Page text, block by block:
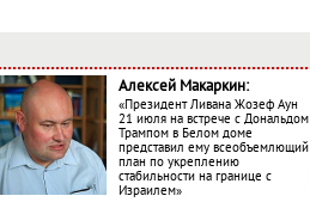
Алексей Макаркин:
«Президент Ливана Жозеф Аун
21 июля на встрече с Дональдом
Трампом в Белом доме
представил ему всеобъемлющий
план по укреплению
стабильности на границе с
Израилем»